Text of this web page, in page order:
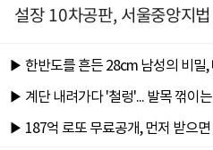
설장 10차공판, 서울중앙지